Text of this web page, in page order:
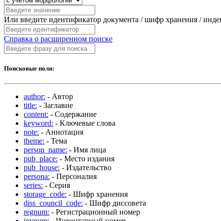
Или введите идентификатор документа / шифр хранения /
Справка о расширенном поиске
Поисковые поля:
author: - Автор
title: - Заглавие
content: - Содержание
keyword: - Ключевые слова
note: - Аннотация
theme: - Тема
person_name: - Имя лица
pub_place: - Место издания
pub_house: - Издательство
persona: - Персоналия
series: - Серия
storage_code: - Шифр хранения
diss_council_code: - Шифр диссовета
regnum: - Регистрационный номер